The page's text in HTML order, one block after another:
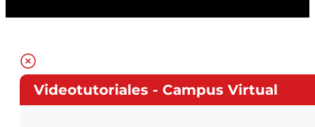
Videotutoriales - Campus Virtual